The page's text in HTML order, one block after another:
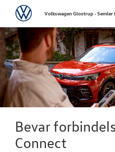
VolkswagenVolkswagen Glostrup -
Bevar
Connect